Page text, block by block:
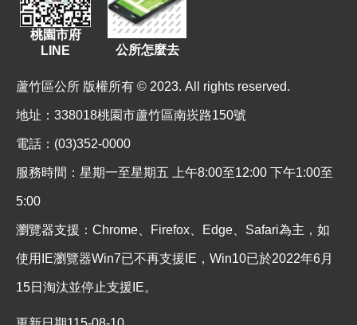
訊
錄
相
資
料
回
首
桃園市府
LINE
公所怎麼去
蘆竹區公所 版權所有 © 2023. All rights reserved.
地址 ：338018桃園市蘆竹區南崁路150號
電話：(03)352-0000
服務時間：星期一至星期五 上午8:00至12:00 下午1:00至
5:00
瀏覽器支援：Chrome、Firefox、Edge、Safari為主，如
使用IE瀏覽器Win7已不再支援IE，Win10已於2022年6月
15日淘汰並停止支援IE。